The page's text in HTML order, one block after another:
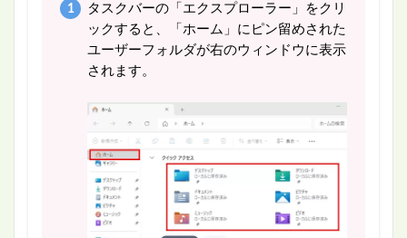
タスクバーの「エクスプローラー」をクリ
ックすると、「ホーム」にピン留めされた
ユーザーフォルダが右のウィンドウに表示
されます。